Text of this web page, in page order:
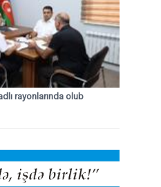
rayonlarında olub